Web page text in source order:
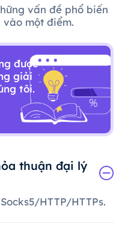
vấn đề phổ biến
một điểm.
được
giải
tôi.
thuận đại lý
HTTP/HTTPs.